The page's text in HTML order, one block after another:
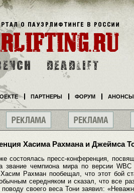
Хасима Рахмана и Джеймса
состоялась пресс-конференция,
звание чемпиона мира по версии
Рахман пообещал, что этот бой
середняком и сказал, что все
своего веса Тони заявил:
ПАРТНЕРЫ ФОРУМ АНОНСЫ